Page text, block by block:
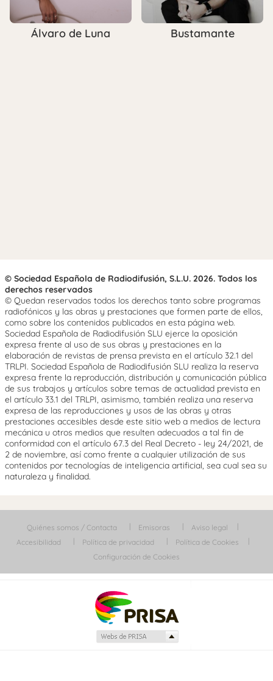
Álvaro de Luna Bustamante
© Sociedad Española de Radiodifusión, S.L.U. 2026. Todos los
derechos reservados
© Quedan reservados todos los derechos tanto sobre programas
radiofónicos y las obras y prestaciones que formen parte de ellos,
como sobre los contenidos publicados en esta página web.
Sociedad Española de Radiodifusión SLU ejerce la oposición
expresa frente al uso de sus obras y prestaciones en la
elaboración de revistas de prensa prevista en el artículo 32.1 del
TRLPI. Sociedad Española de Radiodifusión SLU realiza la reserva
expresa frente la reproducción, distribución y comunicación pública
de sus trabajos y artículos sobre temas de actualidad prevista en
el artículo 33.1 del TRLPI, asimismo, también realiza una reserva
expresa de las reproducciones y usos de las obras y otras
prestaciones accesibles desde este sitio web a medios de lectura
mecánica u otros medios que resulten adecuados a tal fin de
conformidad con el artículo 67.3 del Real Decreto - ley 24/2021, de
2 de noviembre, así como frente a cualquier utilización de sus
contenidos por tecnologías de inteligencia artificial, sea cual sea su
naturaleza y finalidad.
Quiénes somos / Contacta Emisoras
Aviso legal
Accesibilidad
Política de privacidad
Política de Cookies
Configuración de Cookies